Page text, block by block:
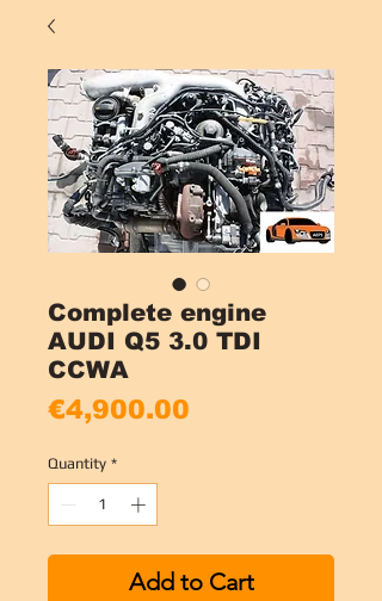
Complete engine
AUDI Q5 3.0 TDI
CCWA
€4,900.00
Quantity *
Add to Cart